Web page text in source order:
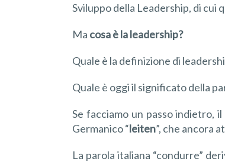
Sviluppo della Leadership, di cui
Ma cosa è la leadership?
Quale è la definizione di
Quale è oggi il significato della
Se facciamo un passo indietro,
Germanico “leiten”, che ancora
La parola italiana “condurre”